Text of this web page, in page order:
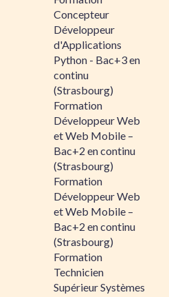
Concepteur
Développeur
d'Applications
Python - Bac+3 en
continu
(Strasbourg)
Formation
Développeur Web
et Web Mobile –
Bac+2 en continu
(Strasbourg)
Formation
Développeur Web
et Web Mobile –
Bac+2 en continu
(Strasbourg)
Formation
Technicien
Supérieur Systèmes